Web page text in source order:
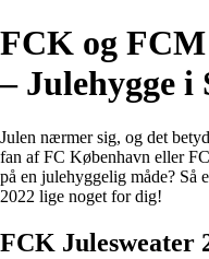
FCK og FCM
– Julehygge i
Julen nærmer sig, og det
fan af FC København eller
på en julehyggelig måde?
2022 lige noget for dig!
FCK Julesweater